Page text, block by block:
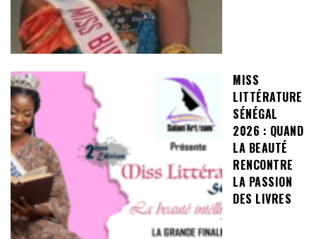
MISS
LITTÉRATURE
SÉNÉGAL
2026 : QUAND
LA BEAUTÉ
RENCONTRE
LA PASSION
DES LIVRES